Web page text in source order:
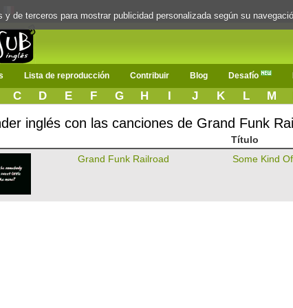
Lista de reproducción Contribuir Blog Desafío
C D E F G H I J K L M
inglés con las canciones de Grand Funk
Título
Grand Funk Railroad
Some Kind
y de terceros para mostrar publicidad personalizada según su